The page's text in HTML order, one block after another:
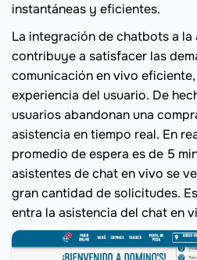
instantáneas y eficientes.
La integración de chatbots a
contribuye a satisfacer las
comunicación en vivo
experiencia del usuario. De
usuarios abandonan una
asistencia en tiempo real. En
promedio de espera es de 5
asistentes de chat en vivo se
gran cantidad de solicitudes.
entra la asistencia del chat en